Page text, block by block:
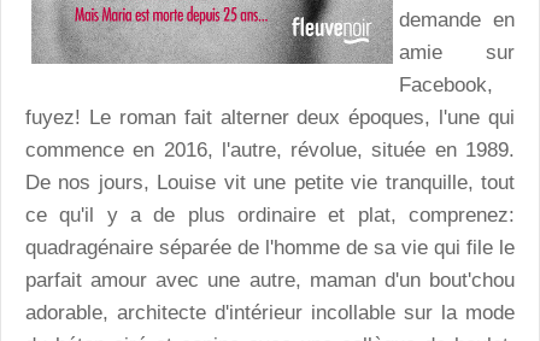
demande en
amie sur
Facebook,
fuyez! Le roman fait alterner deux époques, l'une qui
commence en 2016, l'autre, révolue, située en 1989.
De nos jours, Louise vit une petite vie tranquille, tout
ce qu'il y a de plus ordinaire et plat, comprenez:
quadragénaire séparée de l'homme de sa vie qui file le
parfait amour avec une autre, maman d'un bout'chou
adorable, architecte d'intérieur incollable sur la mode